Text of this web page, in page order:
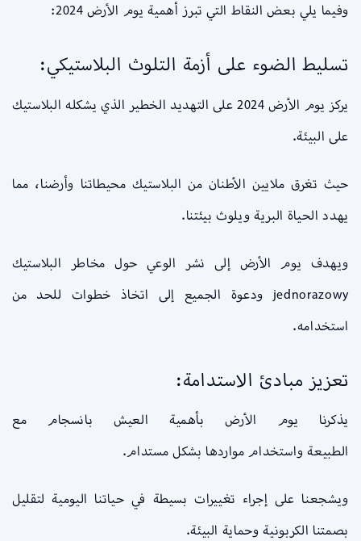
وفيما يلي بعض النقاط التي تبرز أهمية يوم الأرض 2024:
تسليط الضوء على أزمة التلوث البلاستيكي:
يركز يوم الأرض 2024 على التهديد الخطير الذي يشكله البلاستيك
على البيئة.
حيث تغرق ملايين الأطنان من البلاستيك محيطاتنا وأرضنا، مما
يهدد الحياة البرية ويلوث بيئتنا.
ويهدف يوم الأرض إلى نشر الوعي حول مخاطر البلاستيك
jednorazowy ودعوة الجميع إلى اتخاذ خطوات للحد من
استخدامه.
تعزيز مبادئ الاستدامة:
يذكرنا يوم الأرض بأهمية العيش بانسجام مع
الطبيعة واستخدام مواردها بشكل مستدام.
ويشجعنا على إجراء تغييرات بسيطة في حياتنا اليومية لتقليل
بصمتنا الكربونية وحماية البيئة.